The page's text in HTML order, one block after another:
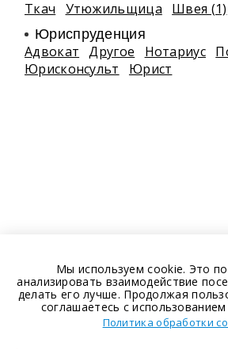
Ткач
Утюжильщица Швея (1)
Юриспруденция
Адвокат Другое Нотариус
Юрисконсульт
Юрист
Мы используем cookie. Это
анализировать взаимодействие
делать его лучше. Продолжая
соглашаетесь с
Политика обработки